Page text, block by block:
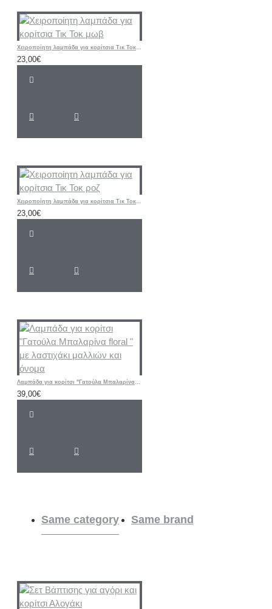
Χειροποίητη λαμπάδα για κορίτσια Τικ Τοκ μωβ
23,00€
Χειροποίητη λαμπάδα για κορίτσια Τικ Τοκ ροζ
23,00€
Λαμπάδα για κορίτσι "Γατούλα Μπαλαρίνα floral " με λαστιχάκι μαλλιών και όνομα
39,00€
Same category Same brand